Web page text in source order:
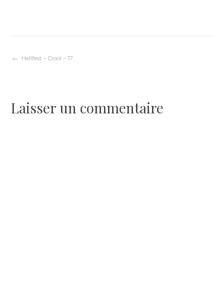
Navigation
l’article
Hellfest – Dool – 17
Laisser un commentaire